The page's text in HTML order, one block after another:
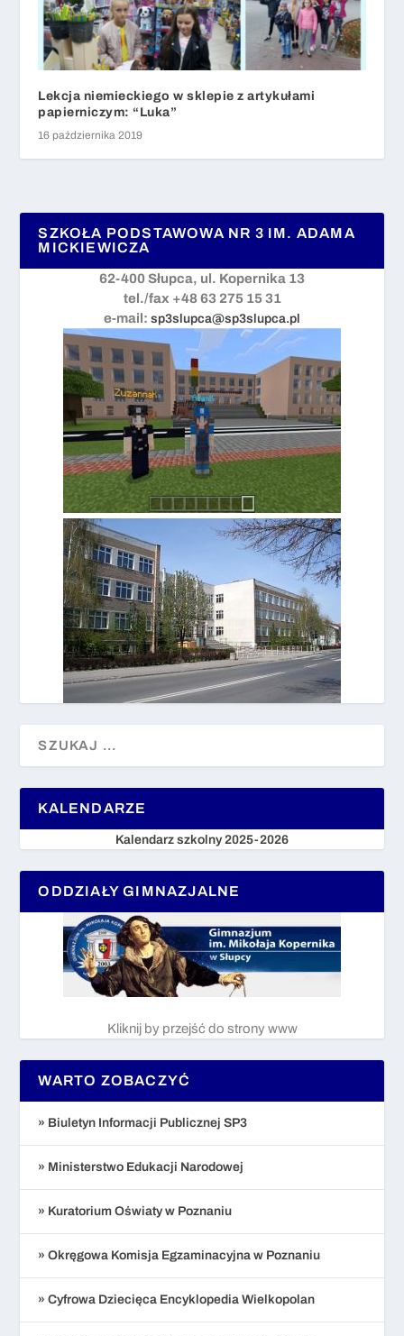
Lekcja niemieckiego w sklepie z artykułami
papierniczym: “Luka”
16 października 2019
SZKOŁA PODSTAWOWA NR 3 IM. ADAMA
MICKIEWICZA
62-400 Słupca, ul. Kopernika 13
tel./fax +48 63 275 15 31
e-mail: sp3slupca@sp3slupca.pl
KALENDARZE
Kalendarz szkolny 2025-2026
ODDZIAŁY GIMNAZJALNE
Kliknij by przejść do strony www
WARTO ZOBACZYĆ
» Biuletyn Informacji Publicznej SP3
» Ministerstwo Edukacji Narodowej
» Kuratorium Oświaty w Poznaniu
» Okręgowa Komisja Egzaminacyjna w Poznaniu
» Cyfrowa Dziecięca Encyklopedia Wielkopolan